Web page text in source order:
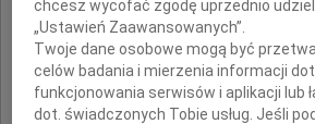
Dnia 16 marca 2010
chcesz wycofać zgodę uprzednio
„Ustawień Zaawansowanych”.
Twoje dane osobowe mogą być
celów badania i mierzenia informacji
funkcjonowania serwisów i aplikacji lub
dot. świadczonych Tobie usług. Jeśli